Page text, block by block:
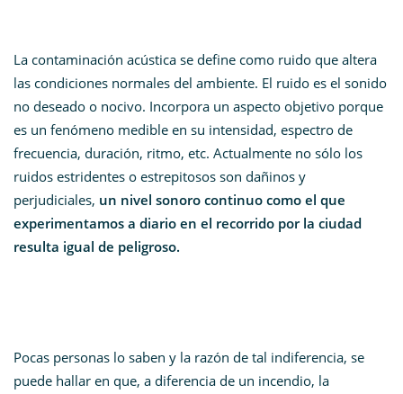
La contaminación acústica se define como ruido que altera
las condiciones normales del ambiente. El ruido es el sonido
no deseado o nocivo. Incorpora un aspecto objetivo porque
es un fenómeno medible en su intensidad, espectro de
frecuencia, duración, ritmo, etc. Actualmente no sólo los
ruidos estridentes o estrepitosos son dañinos y
perjudiciales, un nivel sonoro continuo como el que
experimentamos a diario en el recorrido por la ciudad
resulta igual de peligroso.
Pocas personas lo saben y la razón de tal indiferencia, se
puede hallar en que, a diferencia de un incendio, la